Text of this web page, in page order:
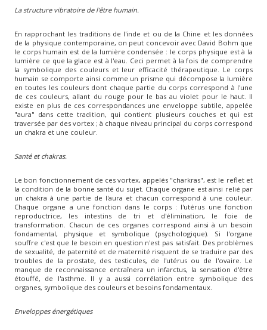
La structure vibratoire de l'être humain.
En rapprochant les traditions de l'inde et ou de la Chine et les données
de la physique contemporaine, on peut concevoir avec David Bohm que
le corps humain est de la lumière condensée : le corps physique est à la
lumière ce que la glace est à l'eau. Ceci permet à la fois de comprendre
la symbolique des couleurs et leur efficacité thérapeutique. Le corps
humain se comporte ainsi comme un prisme qui décompose la lumière
en toutes les couleurs dont chaque partie du corps correspond à l'une
de ces couleurs, allant du rouge pour le bas au violet pour le haut. Il
existe en plus de ces correspondances une enveloppe subtile, appelée
"aura" dans cette tradition, qui contient plusieurs couches et qui est
traversée par des vortex ; à chaque niveau principal du corps correspond
un chakra et une couleur.
Santé et chakras.
Le bon fonctionnement de ces vortex, appelés "charkras", est le reflet et
la condition de la bonne santé du sujet. Chaque organe est ainsi relié par
un chakra à une partie de l'aura et chacun correspond à une couleur.
Chaque organe a une fonction dans le corps : l'utérus une fonction
reproductrice, les intestins de tri et d'élimination, le foie de
transformation. Chacun de ces organes correspond ainsi à un besoin
fondamental, physique et symbolique (psychologique). Si l'organe
souffre c'est que le besoin en question n'est pas satisfait. Des problèmes
de sexualité, de paternité et de maternité risquent de se traduire par des
troubles de la prostate, des testicules, de l'utérus ou de l'ovaire. Le
manque de reconnaissance entraînera un infarctus, la sensation d'être
étouffé, de l'asthme. Il y a aussi corrélation entre symbolique des
organes, symbolique des couleurs et besoins fondamentaux.
Enveloppes énergétiques